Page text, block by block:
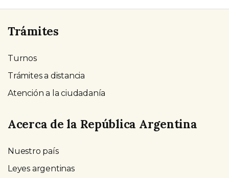
Trámites
Turnos
Trámites a distancia
Atención a la ciudadanía
Acerca de la República Argentina
Nuestro país
Leyes argentinas